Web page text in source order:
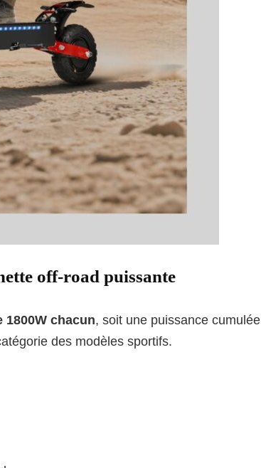
off-road puissante
1800W chacun, soit une puissance cumulée
des modèles sportifs.